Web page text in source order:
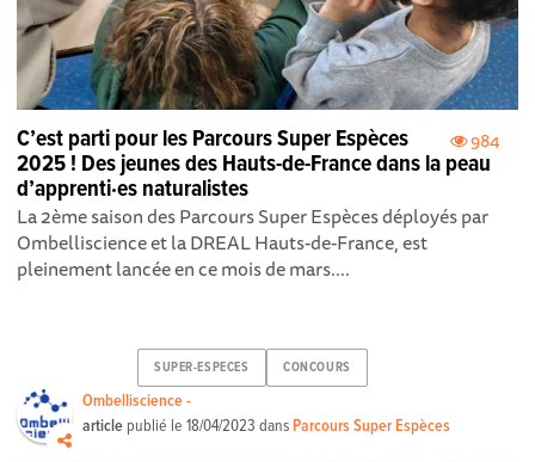
984
C’est parti pour les Parcours Super Espèces
2025 ! Des jeunes des Hauts-de-France dans la peau
d’apprenti·es naturalistes
La 2ème saison des Parcours Super Espèces déployés par
Ombelliscience et la DREAL Hauts-de-France, est
pleinement lancée en ce mois de mars....
SUPER-ESPECES CONCOURS
Ombelliscience -
article publié le18/04/2023 dans Parcours Super Espèces